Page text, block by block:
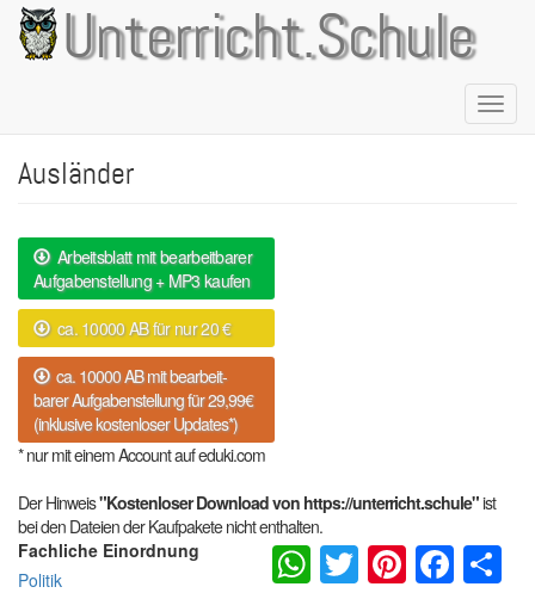
Direkt
zum
Inhalt
Unterricht.Schule
Ausländer
Arbeitsblatt mit bearbeitbarer
Aufgabenstellung + MP3 kaufen
ca. 10000 AB für nur 20 €
ca. 10000 AB mit bearbeit-
barer Aufgabenstellung für 29,99€
(inklusive kostenloser Updates*)
* nur mit einem Account auf eduki.com
Der Hinweis"Kostenloser Download von https://unterricht.schule"ist
bei den Dateien der Kaufpakete nicht enthalten.
Fachliche Einordnung
Politik
WhatsApp
Twitter